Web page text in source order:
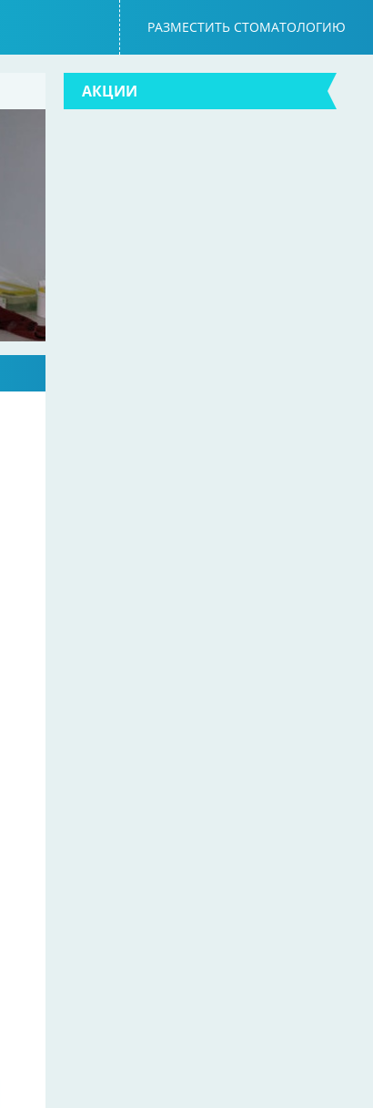
РАЗМЕСТИТЬ СТОМАТОЛОГИЮ
АКЦИИ